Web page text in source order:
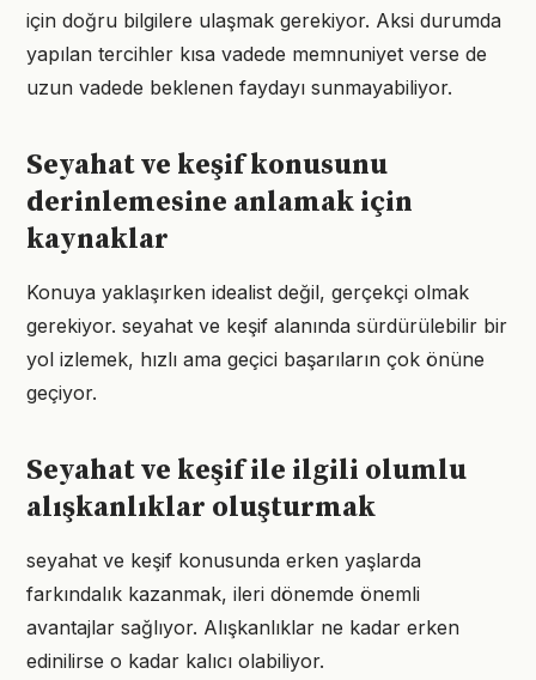
için doğru bilgilere ulaşmak gerekiyor. Aksi durumda
yapılan tercihler kısa vadede memnuniyet verse de
uzun vadede beklenen faydayı sunmayabiliyor.
Seyahat ve keşif konusunu
derinlemesine anlamak için
kaynaklar
Konuya yaklaşırken idealist değil, gerçekçi olmak
gerekiyor. seyahat ve keşif alanında sürdürülebilir bir
yol izlemek, hızlı ama geçici başarıların çok önüne
geçiyor.
Seyahat ve keşif ile ilgili olumlu
alışkanlıklar oluşturmak
seyahat ve keşif konusunda erken yaşlarda
farkındalık kazanmak, ileri dönemde önemli
avantajlar sağlıyor. Alışkanlıklar ne kadar erken
edinilirse o kadar kalıcı olabiliyor.